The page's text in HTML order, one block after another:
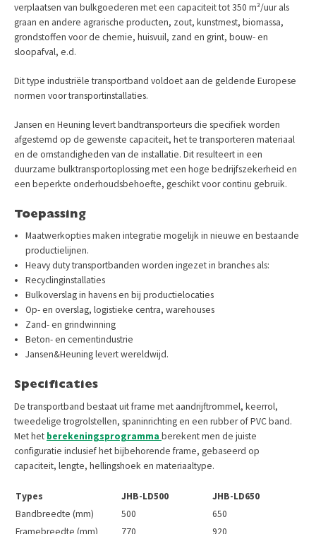
verplaatsen van bulkgoederen met een capaciteit tot 350 m³/uur als
graan en andere agrarische producten, zout, kunstmest, biomassa,
grondstoffen voor de chemie, huisvuil, zand en grint, bouw- en
sloopafval, e.d.
Dit type industriële transportband voldoet aan de geldende Europese
normen voor transportinstallaties.
Jansen en Heuning levert bandtransporteurs die specifiek worden
afgestemd op de gewenste capaciteit, het te transporteren materiaal
en de omstandigheden van de installatie. Dit resulteert in een
duurzame bulktransportoplossing met een hoge bedrijfszekerheid en
een beperkte onderhoudsbehoefte, geschikt voor continu gebruik.
Toepassing
Maatwerkopties maken integratie mogelijk in nieuwe en bestaande
productielijnen.
Heavy duty transportbanden worden ingezet in branches als:
Recyclinginstallaties
Bulkoverslag in havens en bij productielocaties
Op- en overslag, logistieke centra, warehouses
Zand- en grindwinning
Beton- en cementindustrie
Jansen&Heuning levert wereldwijd.
Specificaties
De transportband bestaat uit frame met aandrijftrommel, keerrol,
tweedelige trogrolstellen, spaninrichting en een rubber of PVC band.
Met het berekeningsprogramma berekent men de juiste
configuratie inclusief het bijbehorende frame, gebaseerd op
capaciteit, lengte, hellingshoek en materiaaltype.
Types JHB-LD500
JHB-LD650
Bandbreedte (mm)
500
650
Framebreedte (mm)
770 920